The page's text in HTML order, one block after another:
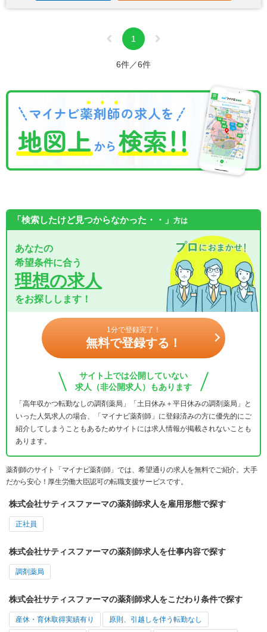
1
6件／6件
「検索したけど見つからなかった・・」 方は
あなたの
希望条件に合う
理想の求人
をお探しします！
1分で登録完了！
無料で登録する！
サイト上では公開していない
求人（非公開求人）もあります
「高年収かつ転勤なしの調剤薬局」「土日休み＋平日休みの調剤薬局」と
いった人気求人の場合、「マイナビ薬剤師」に登録済みの方に優先的にご
紹介してしまうこともあるためサイトには求人情報が掲載されないことも
あります。
薬剤師のサイト「マイナビ薬剤師」では、希望通りの求人を無料でご紹介。大手
だから安心！厚生労働大臣認可の転職支援サービスです。
株式会社サティスファーマの薬剤師求人を雇用形態で探す
正社員
株式会社サティスファーマの薬剤師求人を仕事内容で探す
調剤薬局
株式会社サティスファーマの薬剤師求人をこだわり条件で探す
産休・育休取得実績有り 原則、引越しを伴う転勤なし